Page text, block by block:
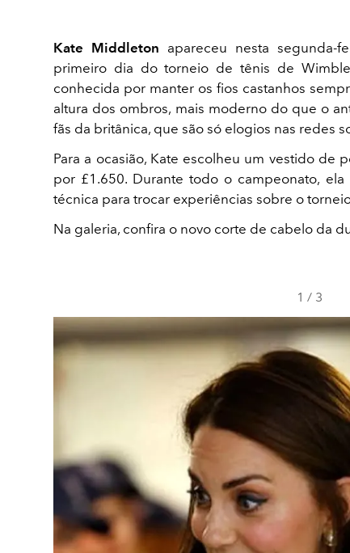
Kate Middleton apareceu nesta segunda-
primeiro dia do torneio de tênis de
conhecida por manter os fios castanhos
altura dos ombros, mais moderno do que o
fãs da britânica, que são só elogios nas redes
Para a ocasião, Kate escolheu um vestido de
por £1.650. Durante todo o campeonato,
técnica para trocar experiências sobre o
Na galeria, confira o novo corte de cabelo da
1 / 3